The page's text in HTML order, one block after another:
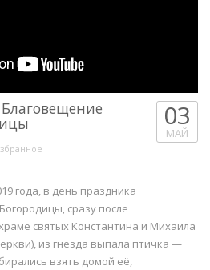
03
МАЙ
года, в день праздника
сразу после
святых Константина и Михаила
из гнезда выпала птичка —
взять домой её,